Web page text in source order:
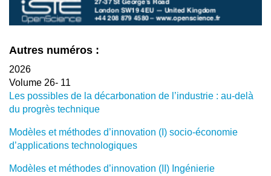
Autres numéros :
2026
Volume 26- 11
Les possibles de la décarbonation de l’industrie : au-delà
du progrès technique
Modèles et méthodes d’innovation (I) socio-économie
d’applications technologiques
Modèles et méthodes d’innovation (II) Ingénierie